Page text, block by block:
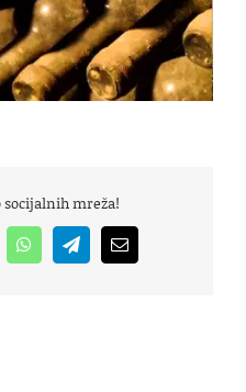
socijalnih mreža!
WhatsAppTelegramEmail